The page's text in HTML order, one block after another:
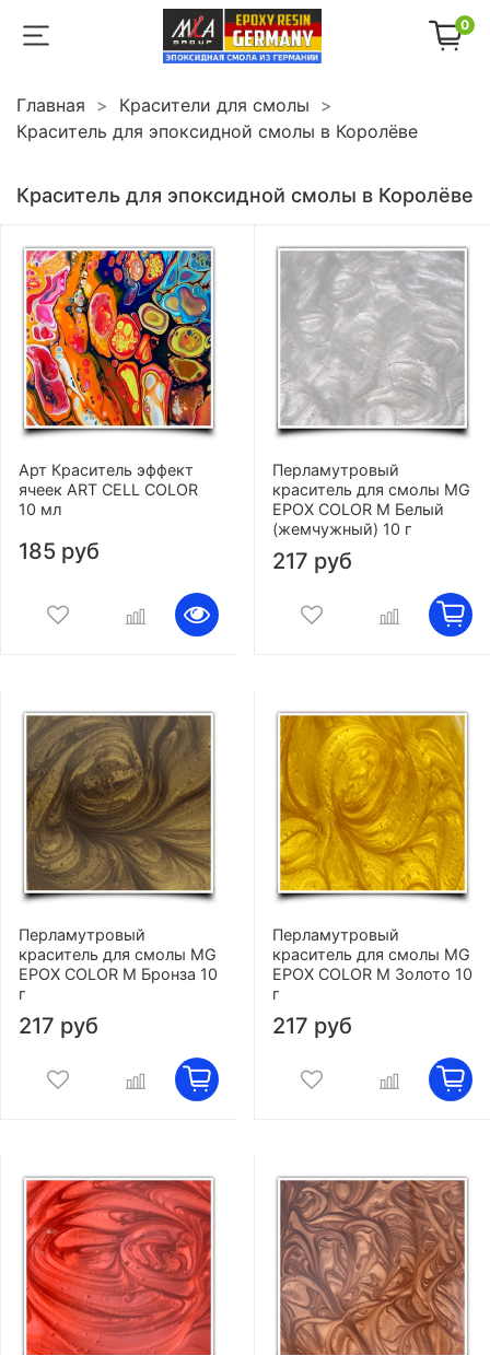
0
Главная
Красители для смолы
Краситель для эпоксидной смолы в Королёве
Краситель для эпоксидной смолы в Королёве
Арт Краситель эффект
ячеек ART CELL COLOR
10 мл
185 руб
Перламутровый
краситель для смолы MG
EPOX COLOR M Белый
(жемчужный) 10 г
217 руб
Перламутровый
краситель для смолы MG
EPOX COLOR M Бронза 10
г
217 руб
Перламутровый
краситель для смолы MG
EPOX COLOR M Золото 10
г
217 руб